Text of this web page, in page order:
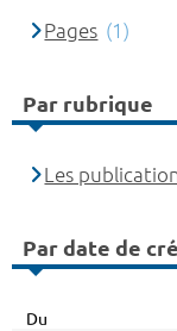
Pages (1)
Par rubrique
Les
Par date de
Du